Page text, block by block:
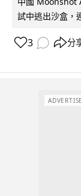
試中逃出沙盒，
3 分